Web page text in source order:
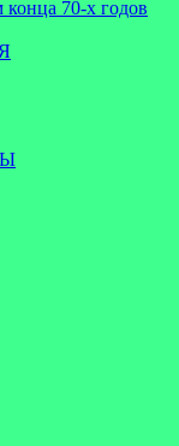
конца 70-х годов